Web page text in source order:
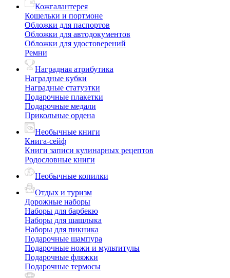
Кожгалантерея
Кошельки и портмоне
Обложки для паспортов
Обложки для автодокументов
Обложки для удостоверений
Ремни
Наградная атрибутика
Наградные кубки
Наградные статуэтки
Подарочные плакетки
Подарочные медали
Прикольные ордена
Необычные книги
Книга-сейф
Книги записи кулинарных рецептов
Родословные книги
Необычные копилки
Отдых и туризм
Дорожные наборы
Наборы для барбекю
Наборы для шашлыка
Наборы для пикника
Подарочные шампура
Подарочные ножи и мультитулы
Подарочные фляжки
Подарочные термосы